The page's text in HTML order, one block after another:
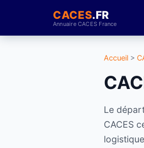
CACES.FR
Annuaire CACES France
Accueil >
Le
CACES